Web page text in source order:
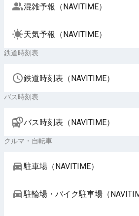
混雑予報（NAVITIME）
天気予報（NAVITIME）
鉄道時刻表
鉄道時刻表（NAVITIME）
バス時刻表
バス時刻表（NAVITIME）
クルマ・自転車
駐車場（NAVITIME）
駐輪場・バイク駐車場（